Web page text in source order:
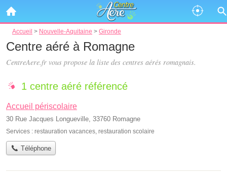
Accueil > Nouvelle-Aquitaine > Gironde
Centre aéré à Romagne
CentreAere.fr vous propose la liste des centres aérés romagnais.
1 centre aéré référencé
Accueil périscolaire
30 Rue Jacques Longueville, 33760 Romagne
Services : restauration vacances, restauration scolaire
Téléphone